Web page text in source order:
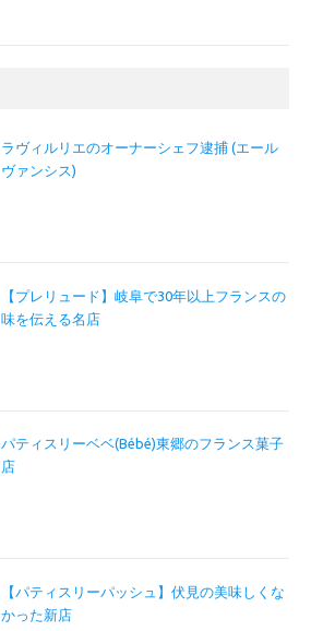
ラヴィルリエのオーナーシェフ逮捕 (エール
ヴァンシス)
【プレリュード】岐阜で30年以上フランスの
味を伝える名店
パティスリーベベ(Bébé)東郷のフランス菓子
店
【パティスリーパッシュ】伏見の美味しくな
かった新店